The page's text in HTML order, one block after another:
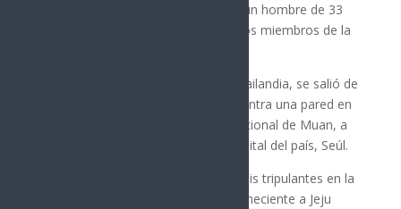
Los únicos dos sobrevivientes son un hombre de 33
años y una mujer de 25 años, ambos miembros de la
El vuelo proveniente de Bangkok, Tailandia, se salió de
la pista de aterrizaje y se estrelló contra una pared en
el perímetro del aeropuerto internacional de Muan, a
unos 300 kilómetros al sur de la capital del país, Seúl.
En total viajaban 175 pasajeros y seis tripulantes en la
aeronave, un Boeing 737-800 perteneciente a Jeju